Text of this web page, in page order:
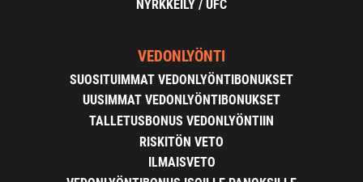
NYRKKEILY / UFC
VEDONLYÖNTI
SUOSITUIMMAT VEDONLYÖNTIBONUKSET
UUSIMMAT VEDONLYÖNTIBONUKSET
TALLETUSBONUS VEDONLYÖNTIIN
RISKITÖN VETO
ILMAISVETO